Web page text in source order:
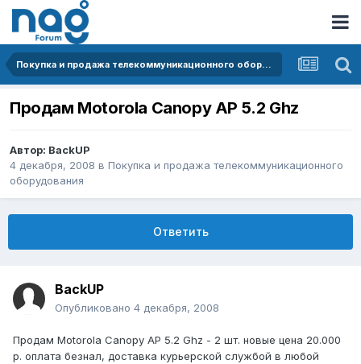
Покупка и продажа телекоммуникационного оборудования
Продам Motorola Canopy AP 5.2 Ghz
Автор: BackUP
4 декабря, 2008 в Покупка и продажа телекоммуникационного
оборудования
Ответить
BackUP
Опубликовано 4 декабря, 2008
Продам Motorola Canopy AP 5.2 Ghz - 2 шт. новые цена 20.000
р. оплата безнал, доставка курьерской службой в любой